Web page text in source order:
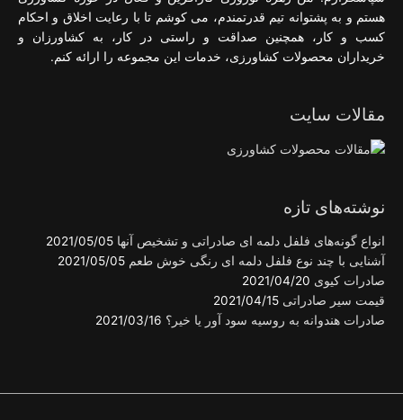
هستم و به پشتوانه تیم قدرتمندم، می کوشم تا با رعایت اخلاق و احکام
کسب و کار، همچنین صداقت و راستی در کار، به کشاورزان و
خریداران محصولات کشاورزی، خدمات این مجموعه را ارائه کنم.
مقالات سایت
نوشته‌های تازه
انواع گونه‌های فلفل دلمه ای صادراتی و تشخیص آنها 2021/05/05
آشنایی با چند نوع فلفل دلمه ای رنگی خوش طعم 2021/05/05
صادرات کیوی 2021/04/20
قیمت سیر صادراتی 2021/04/15
صادرات هندوانه به روسیه سود آور یا خیر؟ 2021/03/16